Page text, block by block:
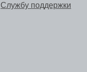
Службу поддержки